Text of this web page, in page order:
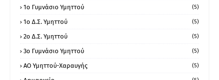
1ο Γυμνάσιο Υμηττού (5)
1ο Δ.Σ. Υμηττού (5)
2ο Δ.Σ. Υμηττού (5)
3ο Γυμνάσιο Υμηττού (5)
ΑΟ Υμηττού-Χαραυγής (5)